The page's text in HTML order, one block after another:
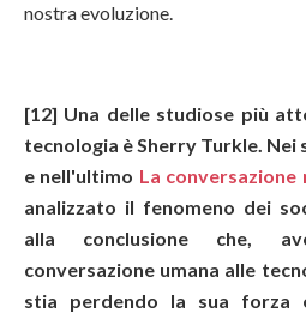
nostra evoluzione.
[12] Una delle studiose più
tecnologia è Sherry Turkle. Nei
e nell'ultimo La conversazione
analizzato il fenomeno dei
alla conclusione che,
conversazione umana alle
stia perdendo la sua forza